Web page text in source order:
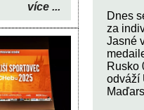
více ...
Dnes
za
Jasné
Rusko
odváží